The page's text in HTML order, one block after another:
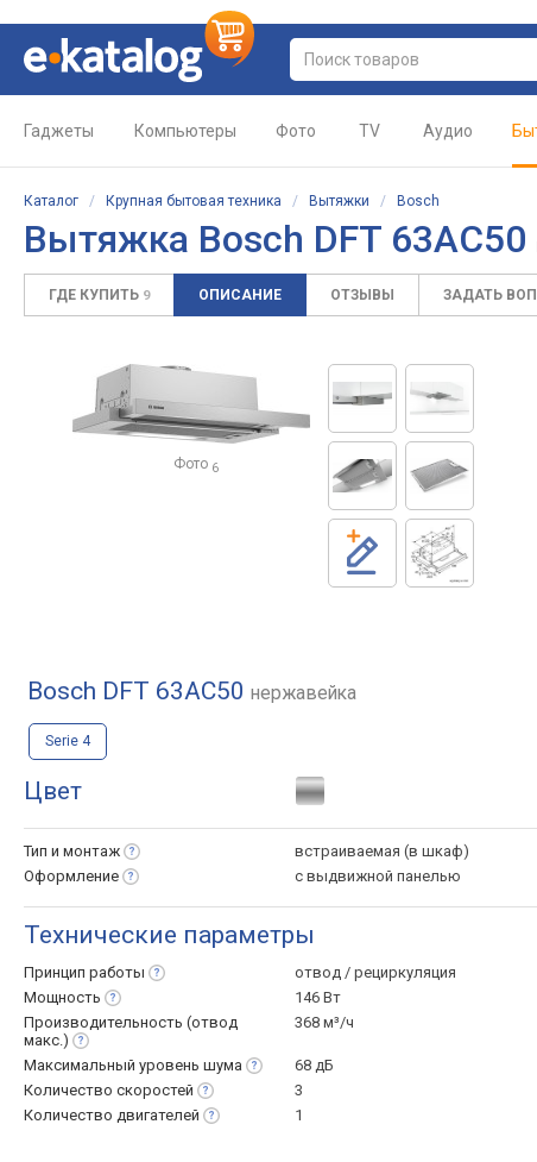
Гаджеты Компьютеры Фото TV Аудио
Каталог / Крупная бытовая техника / Вытяжки / Bosch
Вытяжка Bosch DFT 63AC50
ГДЕ КУПИТЬ 9 ОПИСАНИЕ ОТЗЫВЫ ЗАДАТЬ
Фото 6
Bosch DFT 63AC50 нержавейка
Serie 4
Цвет
Тип и монтаж
встраиваемая (в шкаф)
Оформление
с выдвижной панелью
Технические параметры
Принцип работы
отвод / рециркуляция
Мощность
146 Вт
Производительность (отвод
макс.)
368 м³/ч
Максимальный уровень шума
68 дБ
Количество скоростей
3
Количество двигателей 1